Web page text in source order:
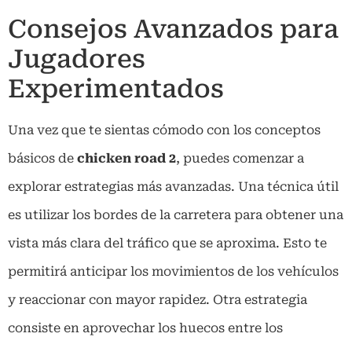
Consejos Avanzados para
Jugadores
Experimentados
Una vez que te sientas cómodo con los conceptos
básicos de chicken road 2, puedes comenzar a
explorar estrategias más avanzadas. Una técnica útil
es utilizar los bordes de la carretera para obtener una
vista más clara del tráfico que se aproxima. Esto te
permitirá anticipar los movimientos de los vehículos
y reaccionar con mayor rapidez. Otra estrategia
consiste en aprovechar los huecos entre los